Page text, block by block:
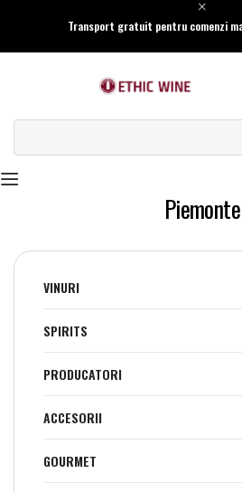
Transport gratuit pentru comenzi
Piemonte
VINURI
SPIRITS
PRODUCATORI
ACCESORII
GOURMET